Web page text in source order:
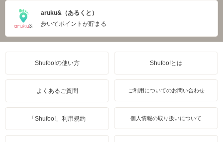
aruku&（あるくと）
歩いてポイントが貯まる
Shufoo!の使い方 Shufoo!とは
よくあるご質問 ご利用についてのお問い合わせ
「Shufoo!」利用規約 個人情報の取り扱いについて